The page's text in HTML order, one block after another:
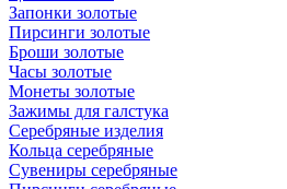
Запонки золотые
Пирсинги золотые
Броши золотые
Часы золотые
Монеты золотые
Зажимы для галстука
Серебряные изделия
Кольца серебряные
Сувениры серебряные